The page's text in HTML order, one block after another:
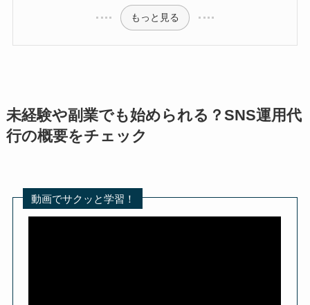
もっと見る
未経験や副業でも始められる？SNS運用代
行の概要をチェック
動画でサクッと学習！